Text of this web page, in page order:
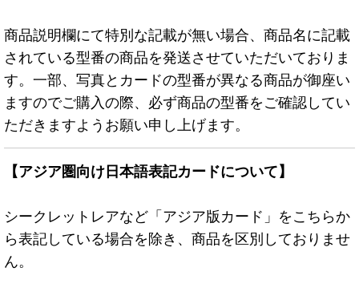
商品説明欄にて特別な記載が無い場合、商品名に記載
されている型番の商品を発送させていただいておりま
す。一部、写真とカードの型番が異なる商品が御座い
ますのでご購入の際、必ず商品の型番をご確認してい
ただきますようお願い申し上げます。
【アジア圏向け日本語表記カードについて】
シークレットレアなど「アジア版カード」をこちらか
ら表記している場合を除き、商品を区別しておりませ
ん。